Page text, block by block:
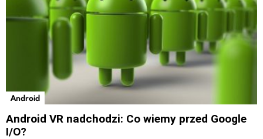
Android
Android VR nadchodzi: Co wiemy przed Google
I/O?